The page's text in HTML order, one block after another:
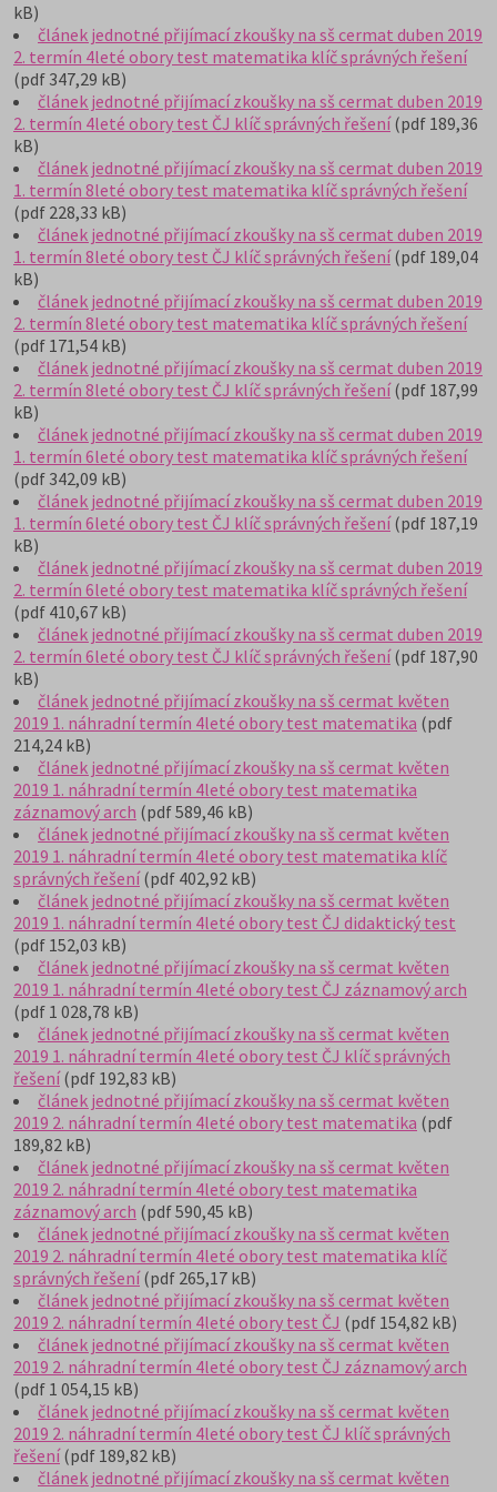
kB)
článek jednotné přijímací zkoušky na sš cermat duben 2019
2. termín 4leté obory test matematika klíč správných řešení
(pdf 347,29 kB)
článek jednotné přijímací zkoušky na sš cermat duben 2019
2. termín 4leté obory test ČJ klíč správných řešení(pdf 189,36
kB)
článek jednotné přijímací zkoušky na sš cermat duben 2019
1. termín 8leté obory test matematika klíč správných řešení
(pdf 228,33 kB)
článek jednotné přijímací zkoušky na sš cermat duben 2019
1. termín 8leté obory test ČJ klíč správných řešení(pdf 189,04
kB)
článek jednotné přijímací zkoušky na sš cermat duben 2019
2. termín 8leté obory test matematika klíč správných řešení
(pdf 171,54 kB)
článek jednotné přijímací zkoušky na sš cermat duben 2019
2. termín 8leté obory test ČJ klíč správných řešení(pdf 187,99
kB)
článek jednotné přijímací zkoušky na sš cermat duben 2019
1. termín 6leté obory test matematika klíč správných řešení
(pdf 342,09 kB)
článek jednotné přijímací zkoušky na sš cermat duben 2019
1. termín 6leté obory test ČJ klíč správných řešení(pdf 187,19
kB)
článek jednotné přijímací zkoušky na sš cermat duben 2019
2. termín 6leté obory test matematika klíč správných řešení
(pdf 410,67 kB)
článek jednotné přijímací zkoušky na sš cermat duben 2019
2. termín 6leté obory test ČJ klíč správných řešení(pdf 187,90
kB)
článek jednotné přijímací zkoušky na sš cermat květen
2019 1. náhradní termín 4leté obory test matematika (pdf
214,24 kB)
článek jednotné přijímací zkoušky na sš cermat květen
2019 1. náhradní termín 4leté obory test matematika
záznamový arch (pdf 589,46 kB)
článek jednotné přijímací zkoušky na sš cermat květen
2019 1. náhradní termín 4leté obory test matematika klíč
správných řešení(pdf 402,92 kB)
článek jednotné přijímací zkoušky na sš cermat květen
2019 1. náhradní termín 4leté obory test ČJ didaktický test
(pdf 152,03 kB)
článek jednotné přijímací zkoušky na sš cermat květen
2019 1. náhradní termín 4leté obory test ČJ záznamový arch
(pdf 1 028,78 kB)
článek jednotné přijímací zkoušky na sš cermat květen
2019 1. náhradní termín 4leté obory test ČJ klíč správných
řešení(pdf 192,83 kB)
článek jednotné přijímací zkoušky na sš cermat květen
2019 2. náhradní termín 4leté obory test matematika (pdf
189,82 kB)
článek jednotné přijímací zkoušky na sš cermat květen
2019 2. náhradní termín 4leté obory test matematika
záznamový arch (pdf 590,45 kB)
článek jednotné přijímací zkoušky na sš cermat květen
2019 2. náhradní termín 4leté obory test matematika klíč
správných řešení(pdf 265,17 kB)
článek jednotné přijímací zkoušky na sš cermat květen
2019 2. náhradní termín 4leté obory test ČJ (pdf 154,82 kB)
článek jednotné přijímací zkoušky na sš cermat květen
2019 2. náhradní termín 4leté obory test ČJ záznamový arch
(pdf 1 054,15 kB)
článek jednotné přijímací zkoušky na sš cermat květen
2019 2. náhradní termín 4leté obory test ČJ klíč správných
řešení(pdf 189,82 kB)
článek jednotné přijímací zkoušky na sš cermat květen